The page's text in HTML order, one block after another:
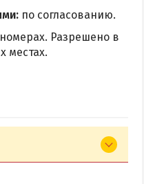
по согласованию.
Разрешено в
местах.